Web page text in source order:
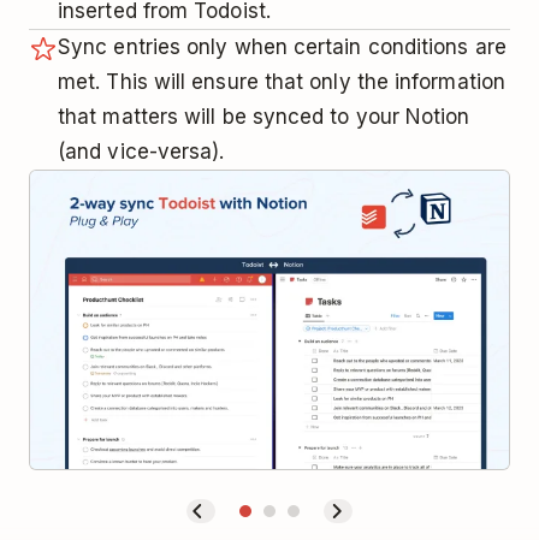
inserted from Todoist.
Sync entries only when certain conditions are
met. This will ensure that only the information
that matters will be synced to your Notion
(and vice-versa).